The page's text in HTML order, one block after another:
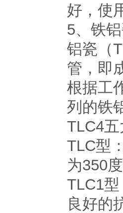
好，使
5、铁
铝瓷（
管，即
根据工
列的铁
TLC4
TLC型
为350
TLC1
良好的